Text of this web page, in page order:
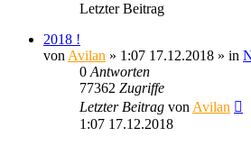
Letzter Beitrag
2018 !
von Avilan » 1:07 17.12.2018 » in
0 Antworten
77362 Zugriffe
Letzter Beitrag von Avilan
1:07 17.12.2018